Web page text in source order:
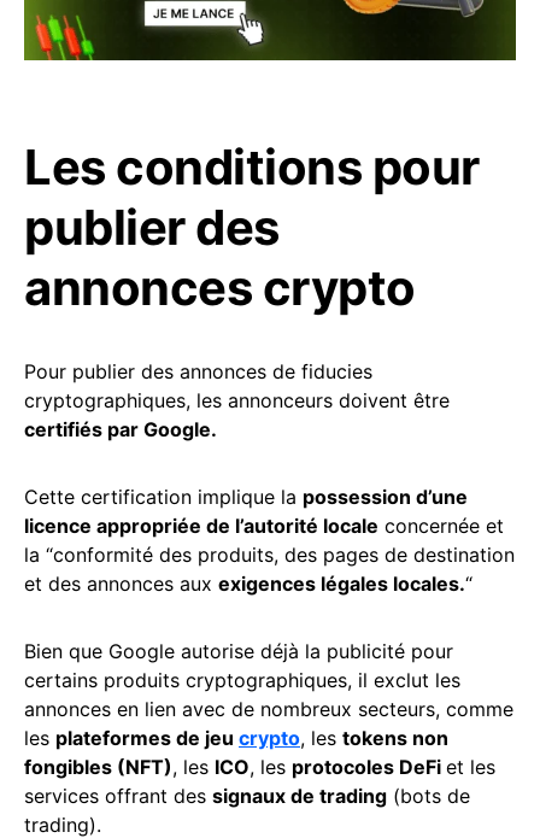
Les conditions pour
publier des
annonces crypto
Pour publier des annonces de fiducies
cryptographiques, les annonceurs doivent être
certifiés par Google.
Cette certification implique la possession d’une
licence appropriée de l’autorité locale concernée et
la “conformité des produits, des pages de destination
et des annonces aux exigences légales locales.“
Bien que Google autorise déjà la publicité pour
certains produits cryptographiques, il exclut les
annonces en lien avec de nombreux secteurs, comme
les plateformes de jeu crypto, les tokens non
fongibles (NFT), les ICO, les protocoles DeFi et les
services offrant des signaux de trading (bots de
trading).